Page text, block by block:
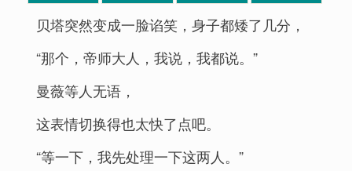
贝塔突然变成一脸谄笑，身子都矮了几分，
“那个，帝师大人，我说，我都说。”
曼薇等人无语，
这表情切换得也太快了点吧。
“等一下，我先处理一下这两人。”